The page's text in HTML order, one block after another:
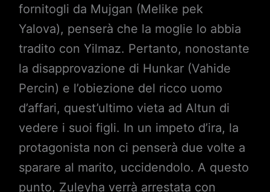
fornitogli da Mujgan (Melike pek
Yalova), penserà che la moglie lo abbia
tradito con Yilmaz. Pertanto, nonostante
la disapprovazione di Hunkar (Vahide
Percin) e l’obiezione del ricco uomo
d’affari, quest’ultimo vieta ad Altun di
vedere i suoi figli. In un impeto d’ira, la
protagonista non ci penserà due volte a
sparare al marito, uccidendolo. A questo
punto, Zuleyha verrà arrestata con